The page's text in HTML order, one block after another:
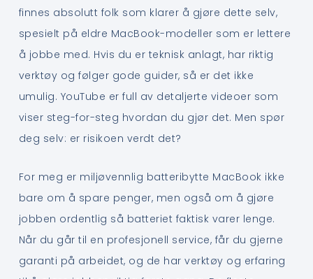
finnes absolutt folk som klarer å gjøre dette selv,
spesielt på eldre MacBook-modeller som er lettere
å jobbe med. Hvis du er teknisk anlagt, har riktig
verktøy og følger gode guider, så er det ikke
umulig. YouTube er full av detaljerte videoer som
viser steg-for-steg hvordan du gjør det. Men spør
deg selv: er risikoen verdt det?
For meg er miljøvennlig batteribytte MacBook ikke
bare om å spare penger, men også om å gjøre
jobben ordentlig så batteriet faktisk varer lenge.
Når du går til en profesjonell service, får du gjerne
garanti på arbeidet, og de har verktøy og erfaring